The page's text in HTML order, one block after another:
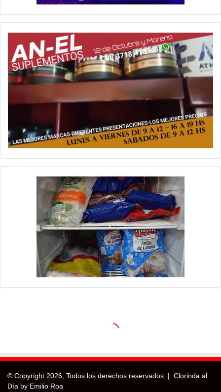
© Copyright 2026, Todos los derechos reservados | Clorinda al
Día by Emilio Roa